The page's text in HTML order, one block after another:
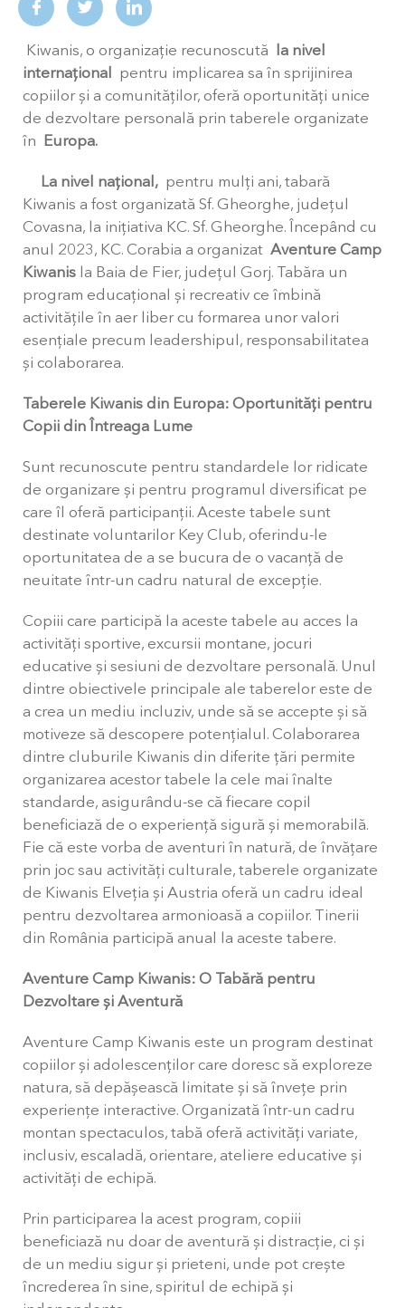
Kiwanis, o organizație recunoscută
la nivel
internațional
pentru implicarea sa în sprijinirea
copiilor și a comunităților, oferă oportunități unice
de dezvoltare personală prin taberele organizate
în
Europa.
La nivel național, pentru mulți ani, tabară
Kiwanis a fost organizată Sf. Gheorghe, județul
Covasna, la inițiativa KC. Sf. Gheorghe. Începând cu
anul 2023, KC. Corabia a organizat Aventure Camp
Kiwanis la Baia de Fier, județul Gorj. Tabăra un
program educațional și recreativ ce îmbină
activitățile în aer liber cu formarea unor valori
esențiale precum leadershipul, responsabilitatea
și colaborarea.
Taberele Kiwanis din Europa: Oportunități pentru
Copii din Întreaga Lume
Sunt recunoscute pentru standardele lor ridicate
de organizare și pentru programul diversificat pe
care îl oferă participanții. Aceste tabele sunt
destinate voluntarilor Key Club, oferindu-le
oportunitatea de a se bucura de o vacanță de
neuitate într-un cadru natural de excepție.
Copiii care participă la aceste tabele au acces la
activități sportive, excursii montane, jocuri
educative și sesiuni de dezvoltare personală. Unul
dintre obiectivele principale ale taberelor este de
a crea un mediu incluziv, unde să se accepte și să
motiveze să descopere potențialul. Colaborarea
dintre cluburile Kiwanis din diferite țări permite
organizarea acestor tabele la cele mai înalte
standarde, asigurându-se că fiecare copil
beneficiază de o experiență sigură și memorabilă.
Fie că este vorba de aventuri în natură, de învățare
prin joc sau activități culturale, taberele organizate
de Kiwanis Elveția și Austria oferă un cadru ideal
pentru dezvoltarea armonioasă a copiilor. Tinerii
din România participă anual la aceste tabere.
Aventure Camp Kiwanis: O Tabără pentru
Dezvoltare și Aventură
Aventure Camp Kiwanis este un program destinat
copiilor și adolescenților care doresc să exploreze
natura, să depășească limitate și să învețe prin
experiențe interactive. Organizată într-un cadru
montan spectaculos, tabă oferă activități variate,
inclusiv, escaladă, orientare, ateliere educative și
activități de echipă.
Prin participarea la acest program, copiii
beneficiază nu doar de aventură și distracție, ci și
de un mediu sigur și prieteni, unde pot crește
încrederea în sine, spiritul de echipă și